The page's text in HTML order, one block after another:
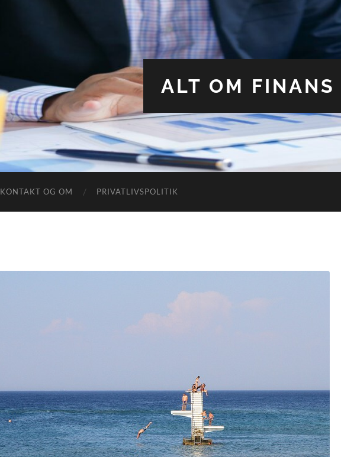
ALT OM FINANS
KONTAKT OG OM PRIVATLIVSPOLITIK